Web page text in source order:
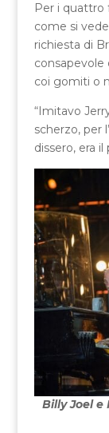
Per i
come si
richiesta di
consapevole
coi gomiti o
“Imitavo
scherzo, per
dissero, era il
Billy Joel e